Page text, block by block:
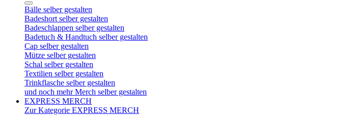
Bälle selber gestalten
Badeshort selber gestalten
Badeschlappen selber gestalten
Badetuch & Handtuch selber gestalten
Cap selber gestalten
Mütze selber gestalten
Schal selber gestalten
Textilien selber gestalten
Trinkflasche selber gestalten
und noch mehr Merch selber gestalten
EXPRESS MERCH
Zur Kategorie EXPRESS MERCH